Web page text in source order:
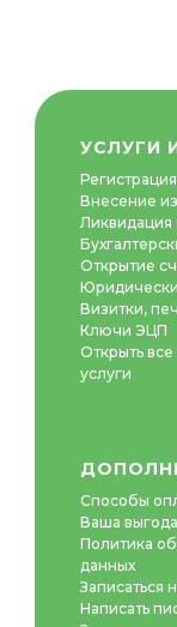
УСЛУГИ
Внесение
Ликвидация
Открытие
Визитки,
Ключи ЭЦП
Открыть
услуги
Способы
Ваша выгода
Политика
данных
Записаться
Написать